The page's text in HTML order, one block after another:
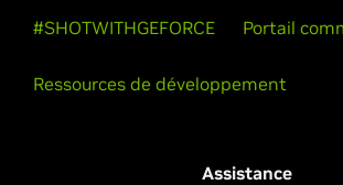
#SHOTWITHGEFORCE Portail
Ressources de développement
Assistance